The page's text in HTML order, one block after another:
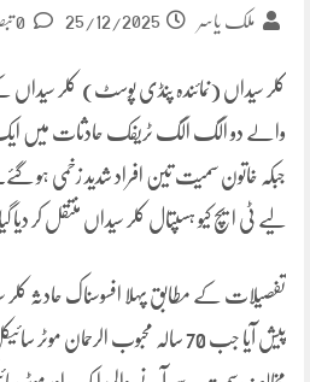
ملک یاسر 25/12/2025
کلر سیداں (نمائندہ پنڈی پوسٹ) کلر
والے دو الگ الگ ٹریفک حادثات میں ایک
جبکہ خاتون سمیت تین افراد شدید زخمی ہو
لیے ٹی ایچ کیو ہسپتال کلر سیداں منتقل کر دیا
تفصیلات کے مطابق پہلا افسوسناک حادثہ
پیش آیا جب 70 سالہ محبوب الرحمان